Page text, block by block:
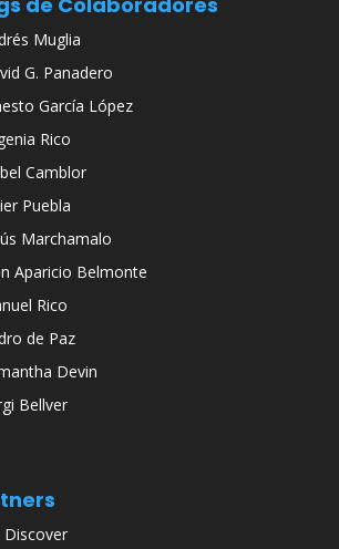
Muglia
G. Panadero
García López
Rico
Camblor
Puebla
Marchamalo
Aparicio Belmonte
Rico
de Paz
Devin
Bellver
Discover